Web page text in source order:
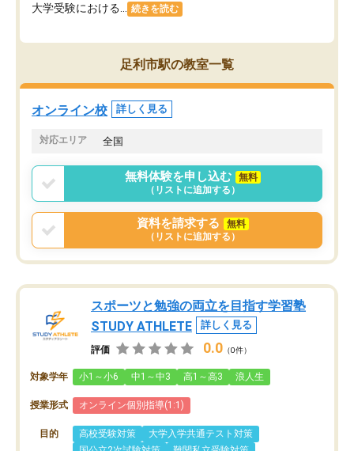
大学受験における...
続きを読む
足利市駅の教室一覧
オンライン校 詳しく見る
対応エリア 全国
無料体験を申し込む
無料
（リストに追加する）
資料を請求する
無料
（リストに追加する）
スポーツと勉強の両立を目指す学習塾
STUDY ATHLETE
詳しく見る
評価 0.0 （0件）
対象学年 小1～小6 中1～中3 高1～高3 浪人生
授業形式 オンライン個別指導(1:1)
目的 高校受験対策
大学入学共通テスト対策